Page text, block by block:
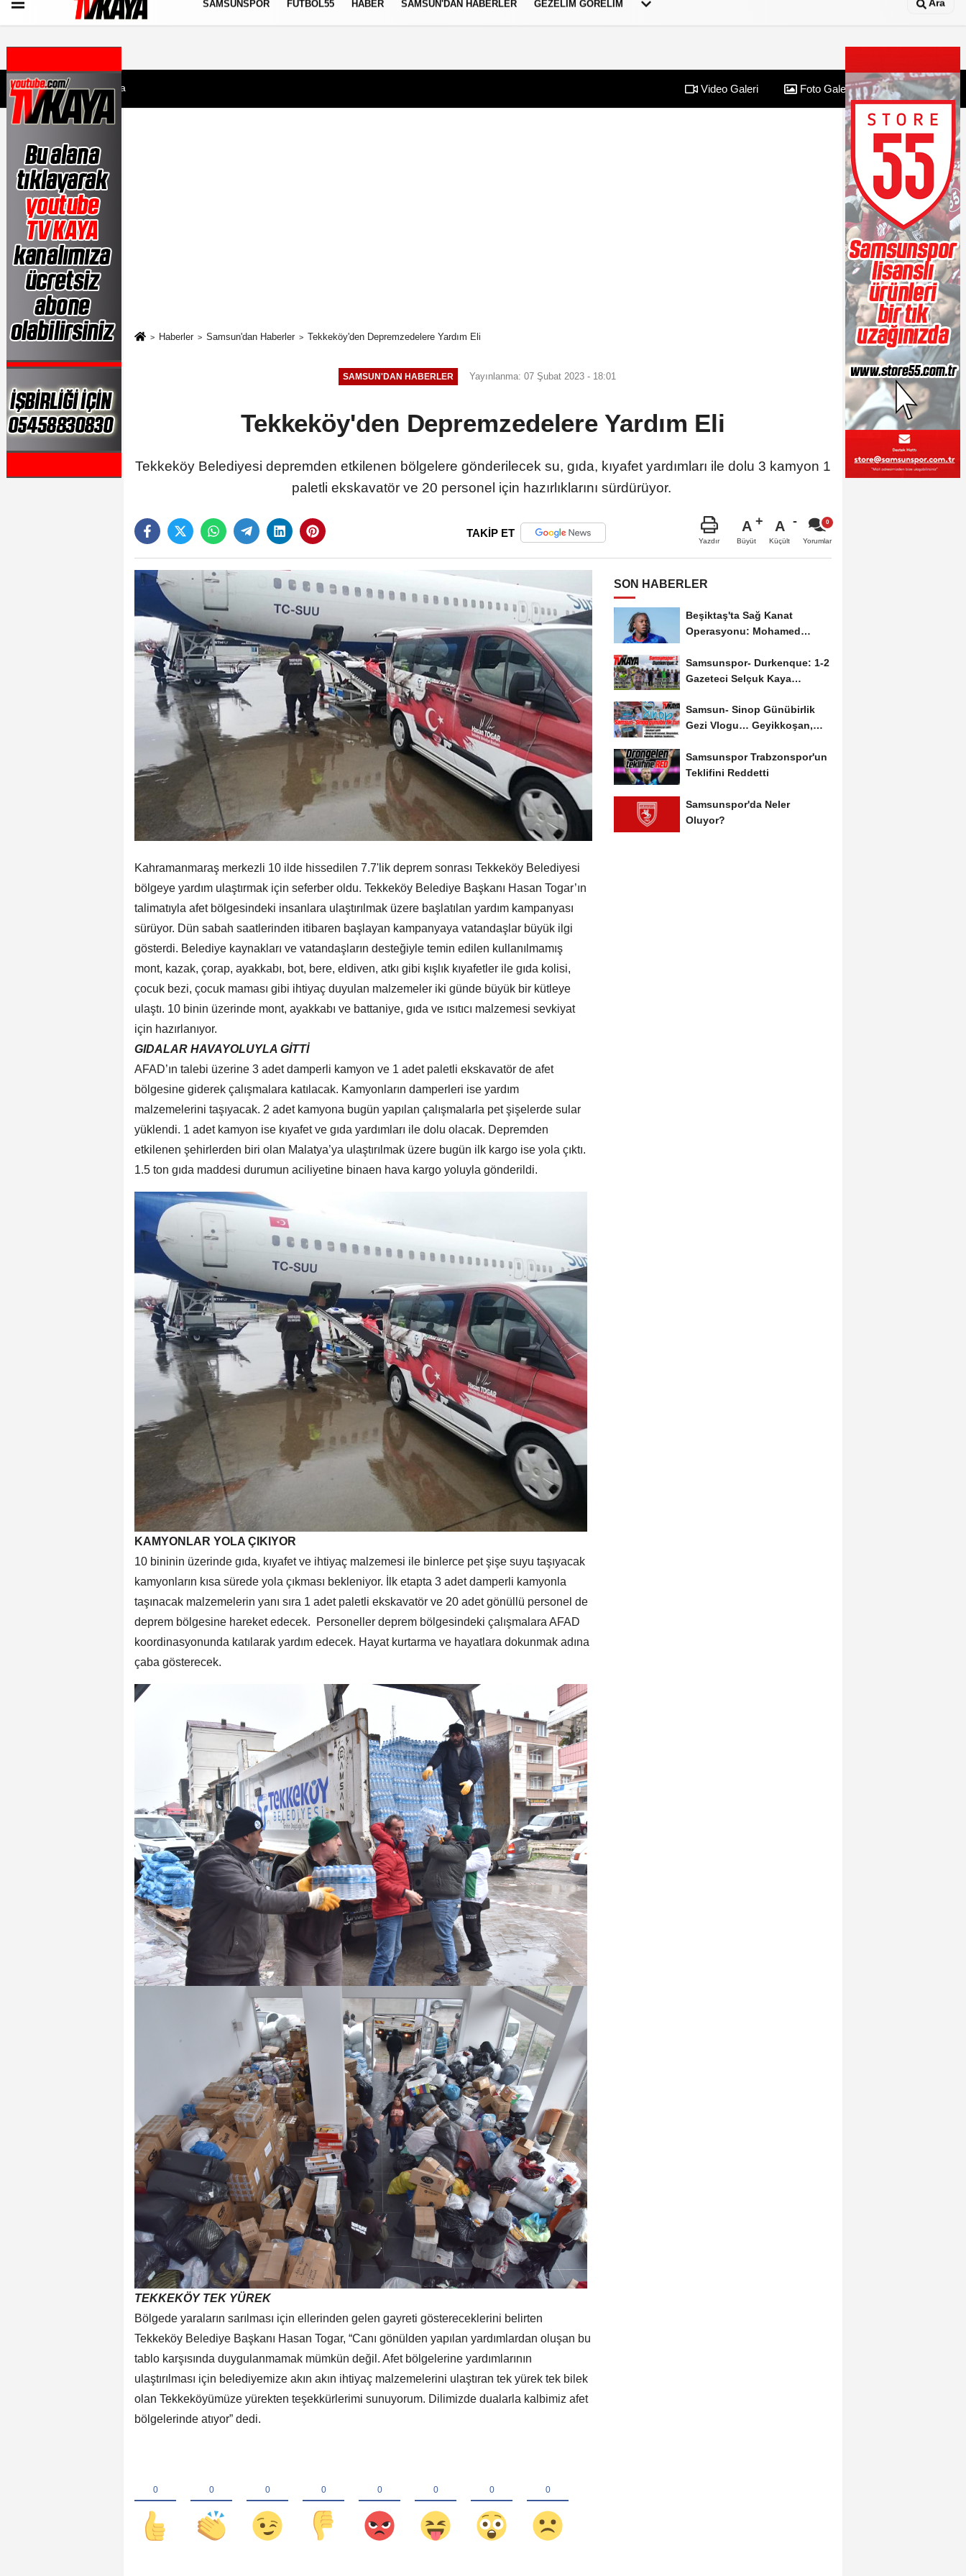
İletişim Çerez Politikası
SAMSUNSPOR FUTBOL55 HABER SAMSUN'DAN HABERLER GEZELIM GÖRELIM Ara
7 Ağustos 2026, Cuma Video Galeri Foto Galeri Yazarlar
Haberler Samsun'dan Haberler Tekkeköy'den Depremzedelere Yardım Eli
SAMSUN'DAN HABERLER Yayınlanma: 07 Şubat 2023 - 18:01
Tekkeköy'den Depremzedelere Yardım Eli
Tekkeköy Belediyesi depremden etkilenen bölgelere gönderilecek su, gıda, kıyafet yardımları ile dolu 3 kamyon 1
paletli ekskavatör ve 20 personel için hazırlıklarını sürdürüyor.
TAKİP ET
Yazdır
A
Büyüt
A
Küçült Yorumlar
Kahramanmaraş merkezli 10 ilde hissedilen 7.7'lik deprem sonrası Tekkeköy Belediyesi
bölgeye yardım ulaştırmak için seferber oldu. Tekkeköy Belediye Başkanı Hasan Togar’ın
talimatıyla afet bölgesindeki insanlara ulaştırılmak üzere başlatılan yardım kampanyası
sürüyor. Dün sabah saatlerinden itibaren başlayan kampanyaya vatandaşlar büyük ilgi
gösterdi. Belediye kaynakları ve vatandaşların desteğiyle temin edilen kullanılmamış
mont, kazak, çorap, ayakkabı, bot, bere, eldiven, atkı gibi kışlık kıyafetler ile gıda kolisi,
çocuk bezi, çocuk maması gibi ihtiyaç duyulan malzemeler iki günde büyük bir kütleye
ulaştı. 10 binin üzerinde mont, ayakkabı ve battaniye, gıda ve ısıtıcı malzemesi sevkiyat
için hazırlanıyor.
GIDALAR HAVAYOLUYLA GİTTİ
AFAD’ın talebi üzerine 3 adet damperli kamyon ve 1 adet paletli ekskavatör de afet
bölgesine giderek çalışmalara katılacak. Kamyonların damperleri ise yardım
malzemelerini taşıyacak. 2 adet kamyona bugün yapılan çalışmalarla pet şişelerde sular
yüklendi. 1 adet kamyon ise kıyafet ve gıda yardımları ile dolu olacak. Depremden
etkilenen şehirlerden biri olan Malatya’ya ulaştırılmak üzere bugün ilk kargo ise yola çıktı.
1.5 ton gıda maddesi durumun aciliyetine binaen hava kargo yoluyla gönderildi.
KAMYONLAR YOLA ÇIKIYOR
10 bininin üzerinde gıda, kıyafet ve ihtiyaç malzemesi ile binlerce pet şişe suyu taşıyacak
kamyonların kısa sürede yola çıkması bekleniyor. İlk etapta 3 adet damperli kamyonla
taşınacak malzemelerin yanı sıra 1 adet paletli ekskavatör ve 20 adet gönüllü personel de
deprem bölgesine hareket edecek. Personeller deprem bölgesindeki çalışmalara AFAD
koordinasyonunda katılarak yardım edecek. Hayat kurtarma ve hayatlara dokunmak adına
çaba gösterecek.
TEKKEKÖY TEK YÜREK
Bölgede yaraların sarılması için ellerinden gelen gayreti göstereceklerini belirten
Tekkeköy Belediye Başkanı Hasan Togar, “Canı gönülden yapılan yardımlardan oluşan bu
tablo karşısında duygulanmamak mümkün değil. Afet bölgelerine yardımlarının
ulaştırılması için belediyemize akın akın ihtiyaç malzemelerini ulaştıran tek yürek tek bilek
olan Tekkeköyümüze yürekten teşekkürlerimi sunuyorum. Dilimizde dualarla kalbimiz afet
bölgelerinde atıyor” dedi.
SON HABERLER
Beşiktaş'ta Sağ Kanat
Operasyonu: Mohamed
Samsunspor- Durkenque: 1-2
Gazeteci Selçuk Kaya
Samsun- Sinop Günübirlik
Gezi Vlogu… Geyikkoşan,
Samsunspor Trabzonspor'un
Teklifini Reddetti
Samsunspor'da Neler
Oluyor?